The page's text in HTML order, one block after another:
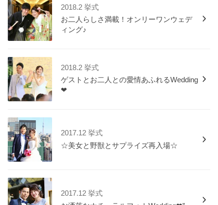
2018.2 挙式
お二人らしさ満載！オンリーワンウェデ
ィング♪
2018.2 挙式
ゲストとお二人との愛情あふれるWedding
❤
2017.12 挙式
☆美女と野獣とサプライズ再入場☆
2017.12 挙式